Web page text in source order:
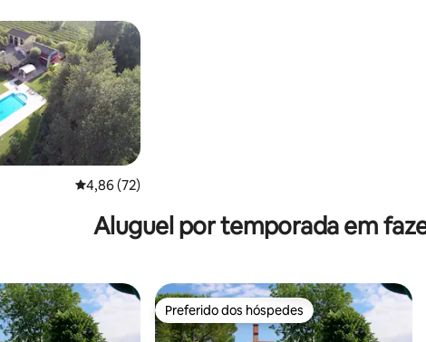
4,86 de uma avaliação média de 5, 72 avaliações
4,86 (72)
Aluguel por temporada em
Preferido dos hóspedes
Preferido dos hóspedes